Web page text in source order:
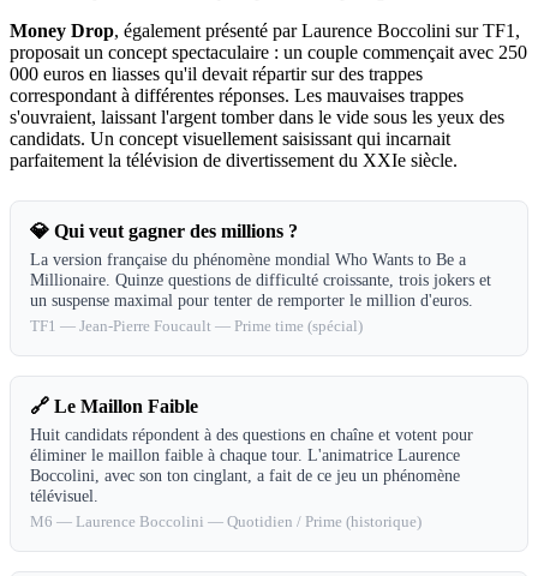
Money Drop, également présenté par Laurence Boccolini sur TF1,
proposait un concept spectaculaire : un couple commençait avec 250
000 euros en liasses qu'il devait répartir sur des trappes
correspondant à différentes réponses. Les mauvaises trappes
s'ouvraient, laissant l'argent tomber dans le vide sous les yeux des
candidats. Un concept visuellement saisissant qui incarnait
parfaitement la télévision de divertissement du XXIe siècle.
💎 Qui veut gagner des millions ?
La version française du phénomène mondial Who Wants to Be a
Millionaire. Quinze questions de difficulté croissante, trois jokers et
un suspense maximal pour tenter de remporter le million d'euros.
TF1 — Jean-Pierre Foucault — Prime time (spécial)
🔗 Le Maillon Faible
Huit candidats répondent à des questions en chaîne et votent pour
éliminer le maillon faible à chaque tour. L'animatrice Laurence
Boccolini, avec son ton cinglant, a fait de ce jeu un phénomène
télévisuel.
M6 — Laurence Boccolini — Quotidien / Prime (historique)